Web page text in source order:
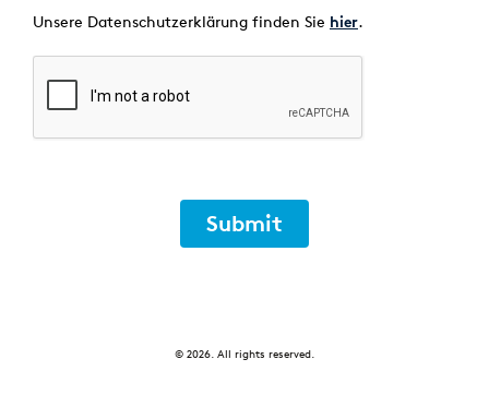
Unsere Datenschutzerklärung finden Sie hier.
Submit
© 2026. All rights reserved.